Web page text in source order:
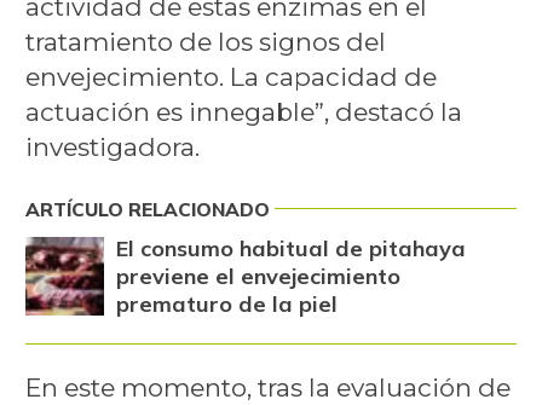
actividad de estas enzimas en el
tratamiento de los signos del
envejecimiento. La capacidad de
actuación es innegable”, destacó la
investigadora.
ARTÍCULO RELACIONADO
El consumo habitual de pitahaya
previene el envejecimiento
prematuro de la piel
En este momento, tras la evaluación de